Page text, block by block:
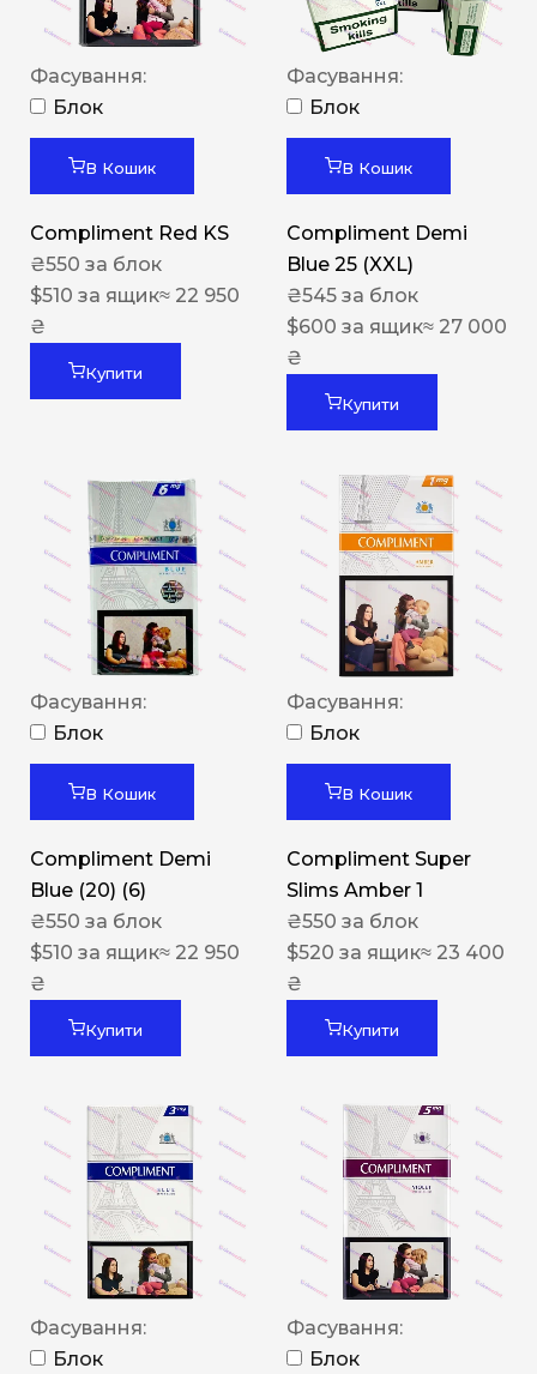
Фасування:
Блок
В Кошик
Compliment Red KS
₴550 за блок
$510 за ящик≈ 22 950
₴
Купити
Фасування:
Блок
В Кошик
Compliment Demi
Blue 25 (XXL)
₴545 за блок
$600 за ящик≈ 27 000
₴
Купити
Фасування:
Блок
В Кошик
Compliment Demi
Blue (20) (6)
₴550 за блок
$510 за ящик≈ 22 950
₴
Купити
Фасування:
Блок
В Кошик
Compliment Super
Slims Amber 1
₴550 за блок
$520 за ящик≈ 23 400
₴
Купити
Фасування:
Блок
Фасування:
Блок